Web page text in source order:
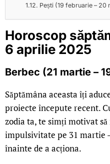
Pești (19 februarie – 20
Horoscop
6 aprilie 2025
Berbec (21 martie –
Săptămâna aceasta îți
proiecte începute recent.
zodia ta, te simți motivat
impulsivitate pe 31 martie
înainte de a acționa.